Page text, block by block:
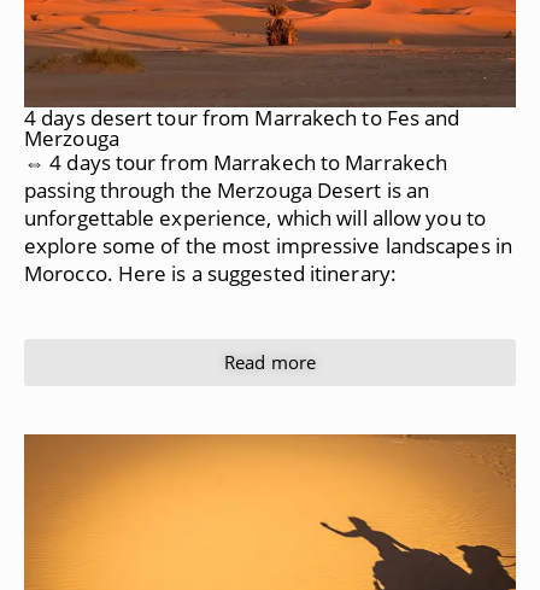
4 days desert tour from Marrakech to Fes and
Merzouga
⇔ 4 days tour from Marrakech to Marrakech
passing through the Merzouga Desert is an
unforgettable experience, which will allow you to
explore some of the most impressive landscapes in
Morocco. Here is a suggested itinerary:
Read more